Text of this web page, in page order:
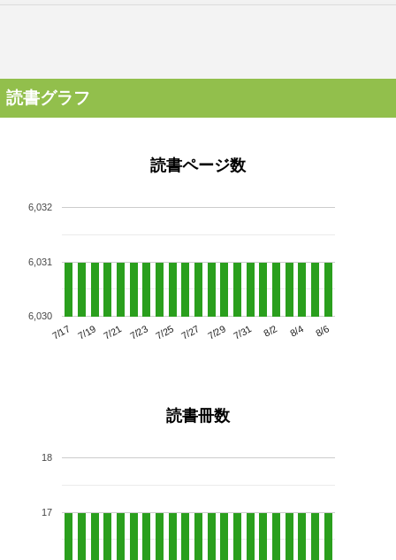
読書グラフ
読書ページ数
7/17 7/19 7/21 7/23 7/25 7/27 7/29 7/31 8/2 8/4 8/6
6,030
6,031
6,032
読書冊数
17
18